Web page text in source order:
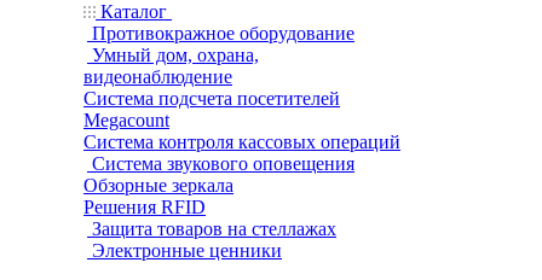
Каталог
Противокражное оборудование
Умный дом, охрана,
видеонаблюдение
Система подсчета посетителей
Megacount
Система контроля кассовых операций
Система звукового оповещения
Обзорные зеркала
Решения RFID
Защита товаров на стеллажах
Электронные ценники